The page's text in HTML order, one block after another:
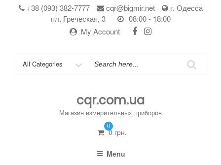
+38 (093) 382-7777 cqr@bigmir.net
г. Одесса
пл. Греческая, 3
08:00 - 18:00
My Account
for
cqr.com.ua
Магазин измерительных приборов
0
0 грн.
Menu